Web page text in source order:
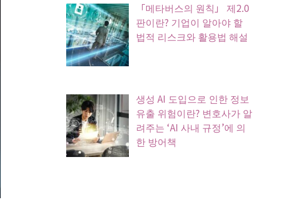
「메타버스의 원칙」 제2.0
판이란? 기업이 알아야 할
법적 리스크와 활용법 해설
생성 AI 도입으로 인한 정보
유출 위험이란? 변호사가 알
려주는 ‘AI 사내 규정’에 의
한 방어책